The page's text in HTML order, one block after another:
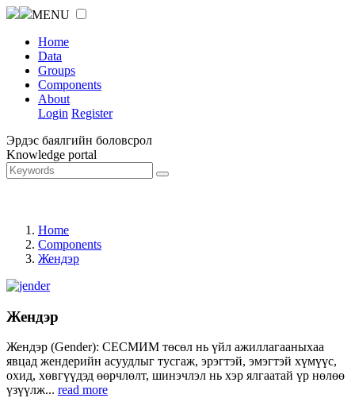
MENU
Home
Data
Groups
Components
About
Login Register
Эрдэс баялгийн боловсрол
Knowledge portal
Home
Components
Жендэр
Жендэр
Жендэр (Gender): СЕСМИМ төсөл нь үйл ажиллагааныхаа
явцад жендерийн асуудлыг тусгаж, эрэгтэй, эмэгтэй хүмүүс,
охид, хөвгүүдэд өөрчлөлт, шинэчлэл нь хэр ялгаатай үр нөлөө
үзүүлж... read more